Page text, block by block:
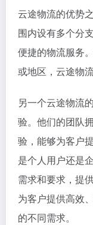
云途物流的优势
围内设有多个分
便捷的物流服务
或地区，云途物
另一个云途物流
验。他们的团队
验，能够为客户
是个人用户还是
需求和要求，提
为客户提供高效
的不同需求。